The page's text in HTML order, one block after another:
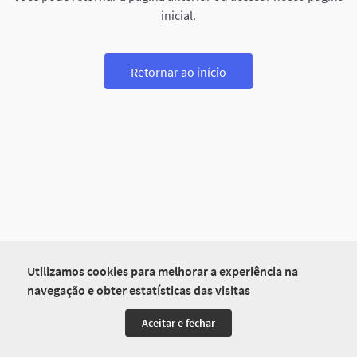
Utilizamos cookies para melhorar a experiência na
navegação e obter estatísticas das visitas
Aceitar e fechar
inicial.
Retornar ao início